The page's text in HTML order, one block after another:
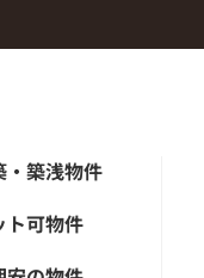
・築浅物件
ト可物件